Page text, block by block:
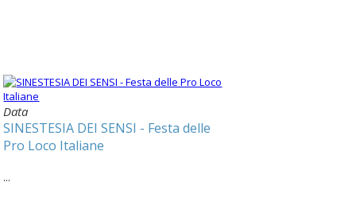
Data
SINESTESIA DEI SENSI - Festa delle
Pro Loco Italiane
...